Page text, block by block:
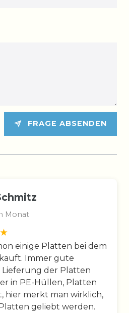
FRAGE ABSENDEN
Monat
einige Platten bei dem
Immer gute
Lieferung der Platten
in PE-Hüllen, Platten
hier merkt man wirklich,
geliebt werden.